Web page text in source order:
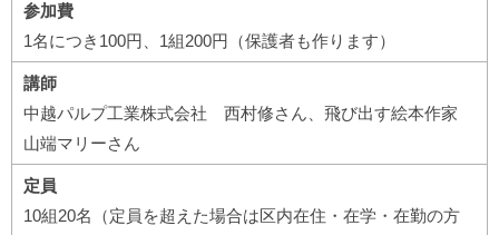
参加費
1名につき100円、1組200円（保護者も作ります）
講師
中越パルプ工業株式会社 西村修さん、飛び出す絵本作家
山端マリーさん
定員
10組20名（定員を超えた場合は区内在住・在学・在勤の方